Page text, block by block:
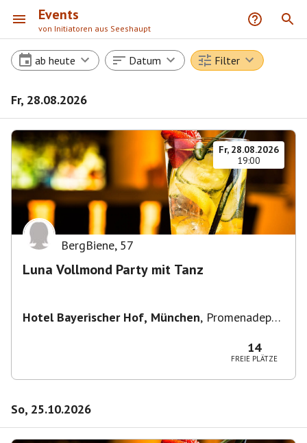
Events
von Initiatoren aus Seeshaupt
ab heute Datum Filter
Fr, 28.08.2026
Fr, 28.08.2026
19:00
BergBiene, 57
Luna Vollmond Party mit Tanz
Hotel Bayerischer Hof, München, Promenadepl.
14
FREIE PLÄTZE
So, 25.10.2026